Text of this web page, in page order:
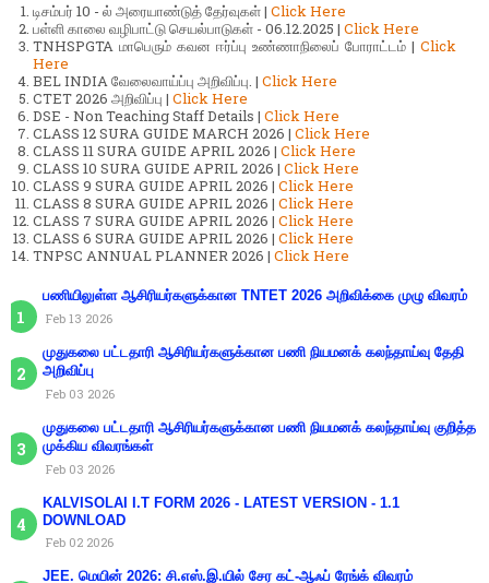
டிசம்பர் 10 - ல் அரையாண்டுத் தேர்வுகள் | Click Here
பள்ளி காலை வழிபாட்டு செயல்பாடுகள் - 06.12.2025 | Click Here
TNHSPGTA மாபெரும் கவன ஈர்ப்பு உண்ணாநிலைப் போராட்டம் | Click
Here
BEL INDIA வேலைவாய்ப்பு அறிவிப்பு. | Click Here
CTET 2026 அறிவிப்பு | Click Here
DSE - Non Teaching Staff Details | Click Here
CLASS 12 SURA GUIDE MARCH 2026 | Click Here
CLASS 11 SURA GUIDE APRIL 2026 | Click Here
CLASS 10 SURA GUIDE APRIL 2026 | Click Here
CLASS 9 SURA GUIDE APRIL 2026 | Click Here
CLASS 8 SURA GUIDE APRIL 2026 | Click Here
CLASS 7 SURA GUIDE APRIL 2026 | Click Here
CLASS 6 SURA GUIDE APRIL 2026 | Click Here
TNPSC ANNUAL PLANNER 2026 | Click Here
பணியிலுள்ள ஆசிரியர்களுக்கான TNTET 2026 அறிவிக்கை முழு விவரம்
Feb 13 2026
முதுகலை பட்டதாரி ஆசிரியர்களுக்கான பணி நியமனக் கலந்தாய்வு தேதி
அறிவிப்பு
Feb 03 2026
முதுகலை பட்டதாரி ஆசிரியர்களுக்கான பணி நியமனக் கலந்தாய்வு குறித்த
முக்கிய விவரங்கள்
Feb 03 2026
KALVISOLAI I.T FORM 2026 - LATEST VERSION - 1.1
DOWNLOAD
Feb 02 2026
JEE. மெயின் 2026: சி.எஸ்.இ.யில் சேர கட்-ஆஃப் ரேங்க் விவரம்